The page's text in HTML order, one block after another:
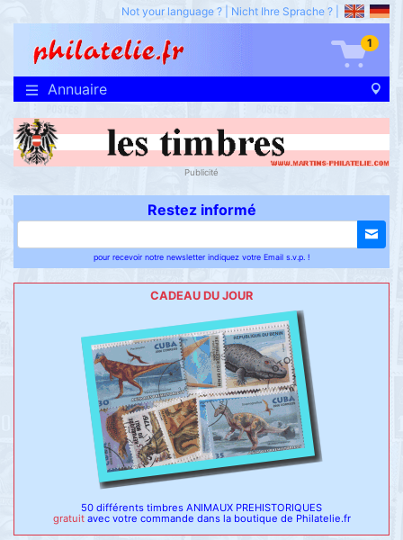
Not your language ? Nicht Ihre Sprache ?
1
Annuaire
Publicité
Restez informé
pour recevoir notre newsletter indiquez votre Email s.v.p. !
CADEAU DU JOUR
50 différents timbres ANIMAUX PREHISTORIQUES
gratuit avec votre commande dans la boutique de Philatelie.fr